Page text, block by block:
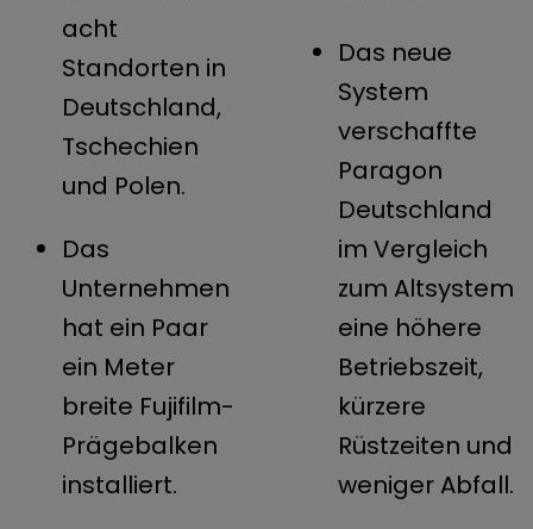
acht
Standorten in
Deutschland,
Tschechien
und Polen.
Das
Unternehmen
hat ein Paar
ein Meter
breite Fujifilm-
Prägebalken
installiert.
Das neue
System
verschaffte
Paragon
Deutschland
im Vergleich
zum Altsystem
eine höhere
Betriebszeit,
kürzere
Rüstzeiten und
weniger Abfall.